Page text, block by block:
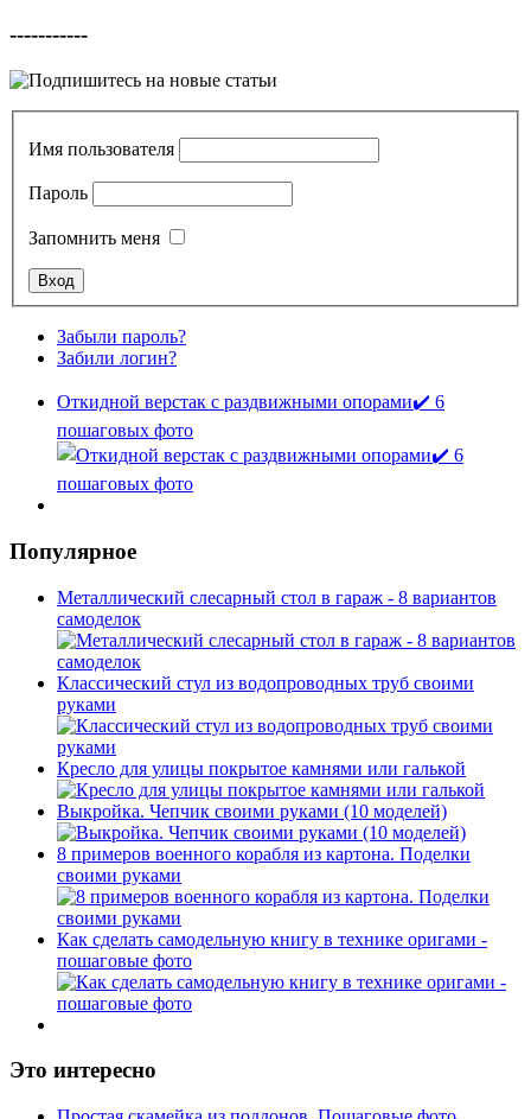
-----------
Имя пользователя
Пароль
Запомнить меня
Забыли пароль?
Забили логин?
Откидной верстак с раздвижными опорами✔️ 6
пошаговых фото
Популярное
Металлический слесарный стол в гараж - 8 вариантов
самоделок
Классический стул из водопроводных труб своими
руками
Кресло для улицы покрытое камнями или галькой
Выкройка. Чепчик своими руками (10 моделей)
8 примеров военного корабля из картона. Поделки
своими руками
Как сделать самодельную книгу в технике оригами -
пошаговые фото
Это интересно